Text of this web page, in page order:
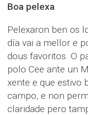
Boa pelexa
Pelexaron ben os
día vai a mellor e
dous favoritos. O
polo Cee ante un
xente e que estivo
campo, e non
claridade pero